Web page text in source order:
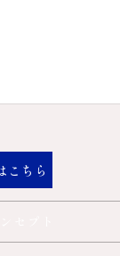
こちら